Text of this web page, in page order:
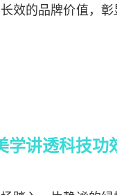
效的品牌价值，
学讲透科技功